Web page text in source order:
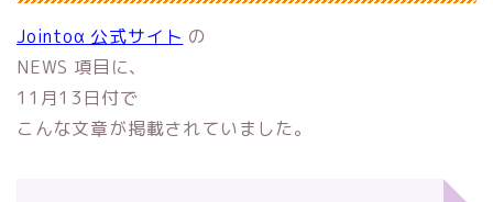
Jointoα 公式サイト の
NEWS 項目に、
11月13日付で
こんな文章が掲載されていました。